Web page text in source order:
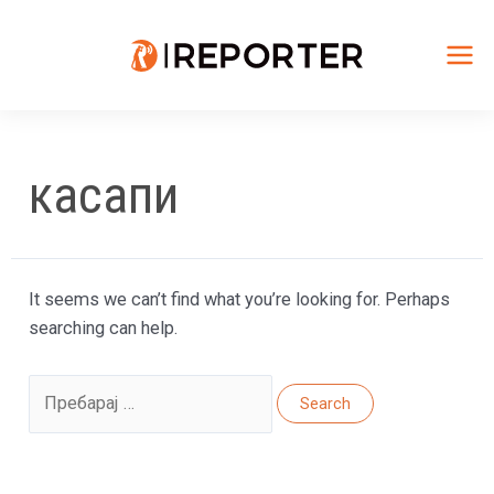
касапи
It seems we can’t find what you’re looking for. Perhaps
searching can help.